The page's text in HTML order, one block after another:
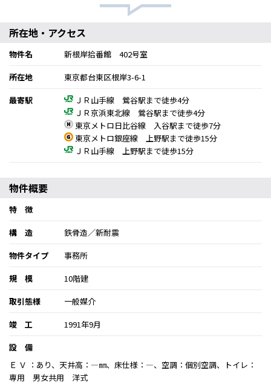
所在地・アクセス
物件名
新根岸拾番館 402号室
所在地
東京都台東区根岸3-6-1
最寄駅
ＪＲ山手線 鶯谷駅まで徒歩4分
ＪＲ京浜東北線 鶯谷駅まで徒歩4分
東京メトロ日比谷線 入谷駅まで徒歩7分
東京メトロ銀座線 上野駅まで徒歩15分
ＪＲ山手線 上野駅まで徒歩15分
物件概要
特 徴
構 造
鉄骨造／新耐震
物件タイプ
事務所
規 模
10階建
取引態様
一般媒介
竣 工
1991年9月
設 備
Ｅ Ｖ ：あり、天井高：―㎜、床仕様：―、空調：個別空調、トイレ：
専用 男女共用 洋式